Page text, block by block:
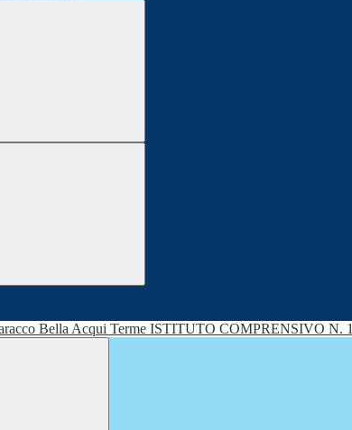
ISTITUTO COMPRENSIVO N. 1